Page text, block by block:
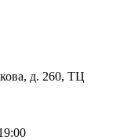
д. 260, ТЦ